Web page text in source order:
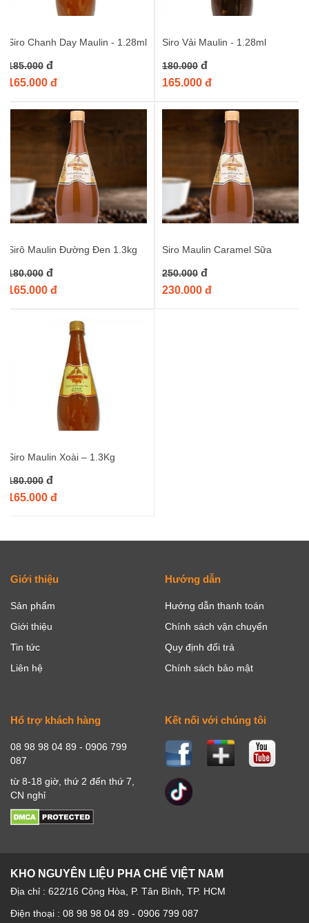
Siro Chanh Day Maulin - 1.28ml
185.000 đ
165.000 đ
Siro Vải Maulin - 1.28ml
180.000 đ
165.000 đ
Sirô Maulin Đường Đen 1.3kg
180.000 đ
165.000 đ
Siro Maulin Caramel Sữa
250.000 đ
230.000 đ
Siro Maulin Xoài – 1.3Kg
180.000 đ
165.000 đ
Giới thiệu
Sản phẩm
Giới thiệu
Tin tức
Liên hệ
Hướng dẫn
Hướng dẫn thanh toán
Chính sách vận chuyển
Quy định đổi trả
Chính sách bảo mật
Hổ trợ khách hàng
08 98 98 04 89 - 0906 799
087
từ 8-18 giờ, thứ 2 đến thứ 7,
CN nghỉ
Kết nối với chúng tôi
KHO NGUYÊN LIỆU PHA CHẾ VIỆT NAM
Địa chỉ : 622/16 Cộng Hòa, P. Tân Bình, TP. HCM
Điện thoại : 08 98 98 04 89 - 0906 799 087